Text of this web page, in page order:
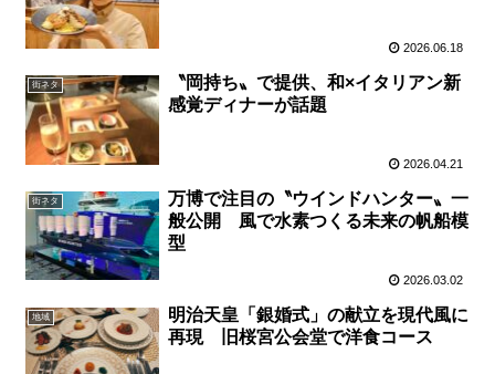
2026.06.18
街ネタ
〝岡持ち〟で提供、和×イタリアン新
感覚ディナーが話題
2026.04.21
街ネタ
万博で注目の〝ウインドハンター〟一
般公開 風で水素つくる未来の帆船模
型
2026.03.02
地域
明治天皇「銀婚式」の献立を現代風に
再現 旧桜宮公会堂で洋食コース